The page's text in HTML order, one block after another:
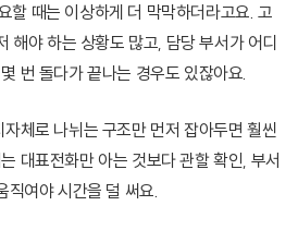
할 때는 이상하게 더 막막하더라고요. 고
해야 하는 상황도 많고, 담당 부서가 어디
번 돌다가 끝나는 경우도 있잖아요.
체로 나뉘는 구조만 먼저 잡아두면 훨씬
대표전화만 아는 것보다 관할 확인, 부서
직여야 시간을 덜 써요.